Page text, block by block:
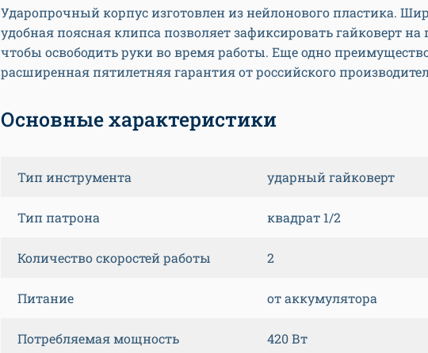
Ударопрочный корпус изготовлен из нейлонового пластика.
удобная поясная клипса позволяет зафиксировать гайковерт на
чтобы освободить руки во время работы. Еще одно
расширенная пятилетняя гарантия от российского
Основные характеристики
Тип инструмента ударный гайковерт
Тип патрона квадрат 1/2
Количество скоростей работы 2
Питание от аккумулятора
Потребляемая мощность 420 Вт